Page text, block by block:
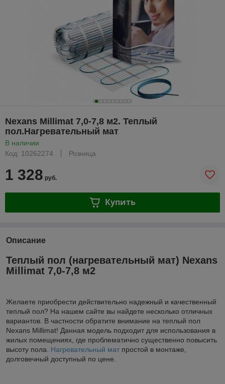
Nexans Millimat 7,0-7,8 м2. Теплый
пол.Нагревательный мат
В наличии
Код: 10262274
Розница
1 328 руб.
Купить
Описание
Теплый пол (нагревательный мат) Nexans
Millimat 7,0-7,8 м2
Желаете приобрести действительно надежный и качественный
теплый пол? На нашем сайте вы найдете несколько отличных
вариантов. В частности обратите внимание на теплый пол
Nexans Millimat! Данная модель подходит для использования в
жилых помещениях, где проблематично существенно повысить
высоту пола. Нагревательный мат простой в монтаже,
долговечный доступный по цене.